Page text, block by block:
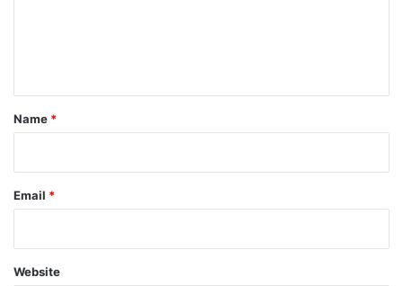
*
Name *
Email *
Website